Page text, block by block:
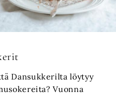
Dansukkerilta löytyy
Vuonna